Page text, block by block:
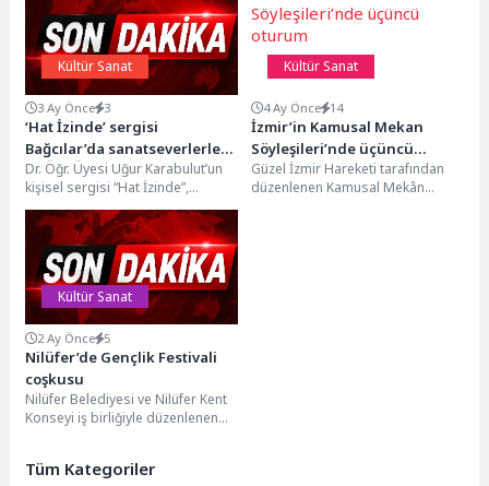
Kültür Sanat
3 Ay Önce 3
‘Hat İzinde’ sergisi
Bağcılar’da sanatseverlerle
buluştu
Dr. Öğr. Üyesi Uğur Karabulut’un
kişisel sergisi “Hat İzinde”,
Bağcılar Kadın ve Aile Kültür
Sanat...
Kültür Sanat
4 Ay Önce 14
İzmir’in Kamusal Mekan
Söyleşileri’nde üçüncü
oturum
Güzel İzmir Hareketi tarafından
düzenlenen Kamusal Mekân
Kültür Sanat
2 Ay Önce 5
Nilüfer’de Gençlik Festivali
coşkusu
Nilüfer Belediyesi ve Nilüfer Kent
Konseyi iş birliğiyle düzenlenen
Tüm Kategoriler